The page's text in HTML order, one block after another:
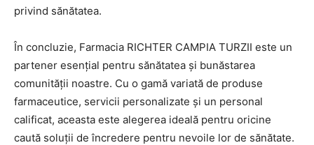
privind sănătatea.
În concluzie, Farmacia RICHTER CAMPIA TURZII este un
partener esențial pentru sănătatea și bunăstarea
comunității noastre. Cu o gamă variată de produse
farmaceutice, servicii personalizate și un personal
calificat, aceasta este alegerea ideală pentru oricine
caută soluții de încredere pentru nevoile lor de sănătate.